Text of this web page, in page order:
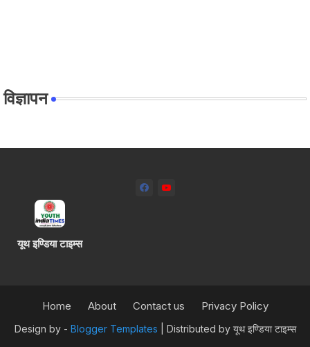
विज्ञापन
यूथ इण्डिया टाइम्स
Design by - Blogger Templates | Distributed by यूथ इण्डिया टाइम्स
Home About Contact us Privacy Policy